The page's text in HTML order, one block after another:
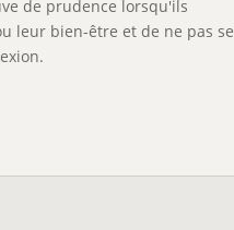
de prudence lorsqu'ils
leur bien-être et de ne pas se